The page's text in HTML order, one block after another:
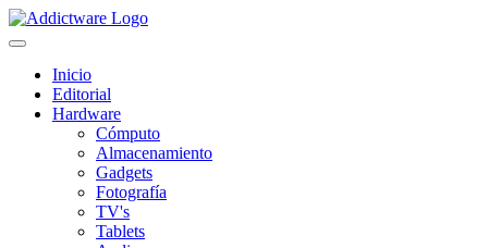
Inicio
Editorial
Hardware
Cómputo
Almacenamiento
Gadgets
Fotografía
TV's
Tablets